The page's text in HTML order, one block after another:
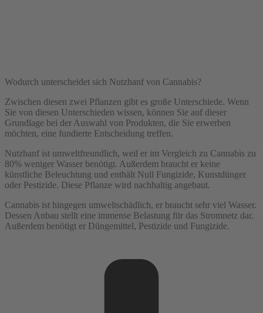
Wodurch unterscheidet sich Nutzhanf von Cannabis?
Zwischen diesen zwei Pflanzen gibt es große Unterschiede. Wenn
Sie von diesen Unterschieden wissen, können Sie auf dieser
Grundlage bei der Auswahl von Produkten, die Sie erwerben
möchten, eine fundierte Entscheidung treffen.
Nutzhanf ist umweltfreundlich, weil er im Vergleich zu Cannabis zu
80% weniger Wasser benötigt. Außerdem braucht er keine
künstliche Beleuchtung und enthält Null Fungizide, Kunstdünger
oder Pestizide. Diese Pflanze wird nachhaltig angebaut.
Cannabis ist hingegen umweltschädlich, er braucht sehr viel Wasser.
Dessen Anbau stellt eine immense Belastung für das Stromnetz dar.
Außerdem benötigt er Düngemittel, Pestizide und Fungizide.